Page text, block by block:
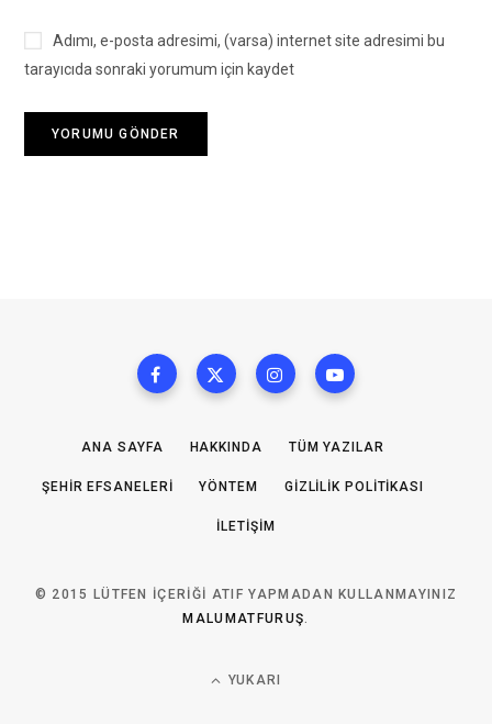
Adımı, e-posta adresimi, (varsa) internet site adresimi bu
tarayıcıda sonraki yorumum için kaydet
ANA SAYFA HAKKINDA TÜM YAZILAR
ŞEHIR EFSANELERI YÖNTEM GIZLILIK POLITIKASI
İLETIŞIM
© 2015 LÜTFEN IÇERIĞI ATIF YAPMADAN KULLANMAYINIZ
MALUMATFURUŞ.
YUKARI